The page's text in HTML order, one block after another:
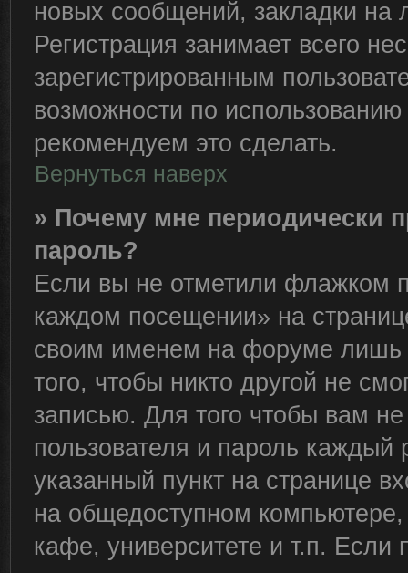
новых сообщений, закладки
Регистрация занимает всего
зарегистрированным
возможности по
рекомендуем это сделать.
Вернуться наверх
» Почему мне периодически
пароль?
Если вы не отметили флажком
каждом посещении» на
своим именем на форуме лишь
того, чтобы никто другой не
записью. Для того чтобы вам
пользователя и пароль
указанный пункт на странице
на общедоступном
кафе, университете и т.п. Если